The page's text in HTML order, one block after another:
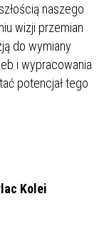
naszego
wizji przemian
do wymiany
i wypracowania
potencjał tego
Kolei